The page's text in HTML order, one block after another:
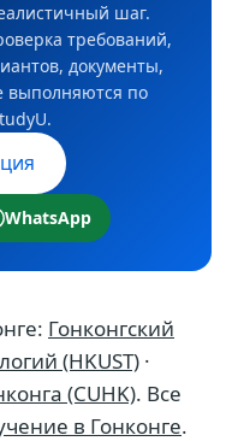
или
первичной
цель, профиль,
следующий
шаг.
требований,
документы,
выполняются по
WhatsApp
Гонконгский
(HKUST) ·
(CUHK). Все
в Гонконге.